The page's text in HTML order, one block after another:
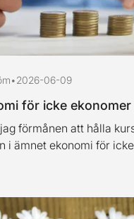
•2026-06-09
för icke
förmånen att hålla
i ämnet ekonomi för